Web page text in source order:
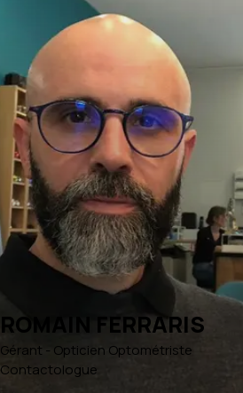
ROMAIN FERRARIS
Gérant - Opticien Optométriste
Contactologue